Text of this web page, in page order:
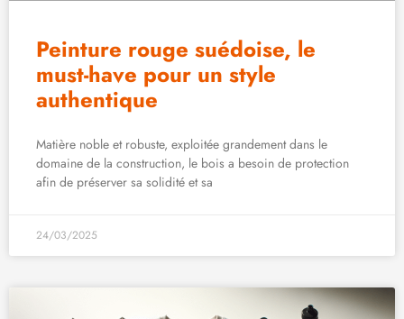
Peinture rouge suédoise, le
must-have pour un style
authentique
Matière noble et robuste, exploitée grandement dans le
domaine de la construction, le bois a besoin de protection
afin de préserver sa solidité et sa
24/03/2025